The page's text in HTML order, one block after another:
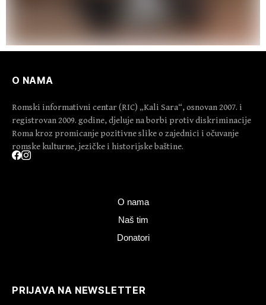
O NAMA
Romski informativni centar (RIC) „Kali Sara“, osnovan 2007. i
registrovan 2009. godine, djeluje na borbi protiv diskriminacije
Roma kroz promicanje pozitivne slike o zajednici i očuvanje
romske kulturne, jezičke i historijske baštine.
O nama
Naš tim
Donatori
PRIJAVA NA NEWSLETTER